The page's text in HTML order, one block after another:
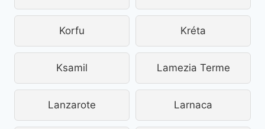
Korfu Kréta
Ksamil Lamezia Terme
Lanzarote Larnaca